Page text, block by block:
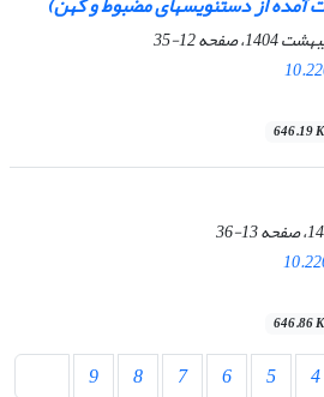
12-35
646.19 K
13-36
646.86 K
4
5
6
7
8
9